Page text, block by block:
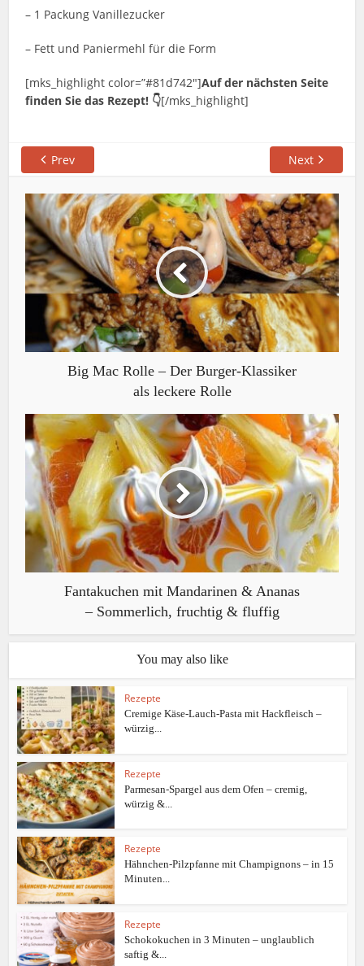
– 1 Packung Vanillezucker
– Fett und Paniermehl für die Form
[mks_highlight color=”#81d742″]Auf der nächsten Seite
finden Sie das Rezept! 👇[/mks_highlight]
Prev Next
Big Mac Rolle – Der Burger-Klassiker
als leckere Rolle
Fantakuchen mit Mandarinen & Ananas
– Sommerlich, fruchtig & fluffig
You may also like
Rezepte
Cremige Käse-Lauch-Pasta mit Hackfleisch –
würzig...
Rezepte
Parmesan-Spargel aus dem Ofen – cremig,
würzig &...
Rezepte
Hähnchen-Pilzpfanne mit Champignons – in 15
Minuten...
Rezepte
Schokokuchen in 3 Minuten – unglaublich
saftig &...